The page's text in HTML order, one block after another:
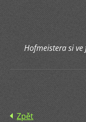
Hofmeistera si
Zpět